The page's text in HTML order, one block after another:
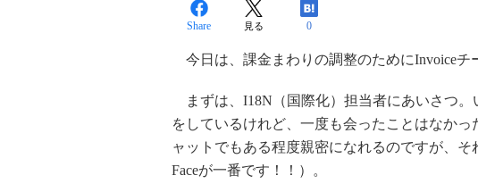
Share 見る 0
今日は、課金まわりの調整のためにInvoiceチ
まずは、I18N（国際化）担当者にあいさつ。
をしているけれど、一度も会ったことはなか
ャットでもある程度親密になれるのですが、そ
Faceが一番です！！）。